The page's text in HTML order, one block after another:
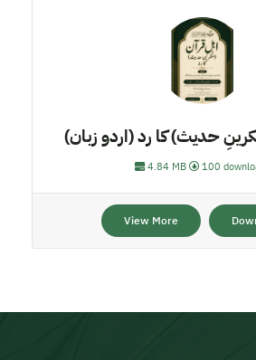
حدیث) کا رد (اردو زبان)
4.84 MB 100
View More